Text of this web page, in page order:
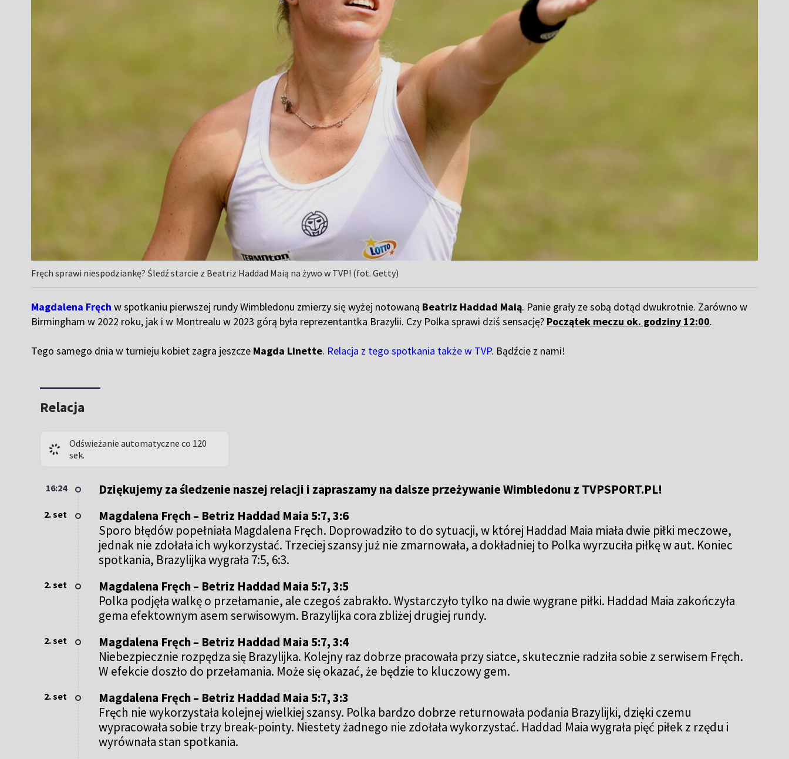
Fręch sprawi niespodziankę? Śledź starcie z Beatriz Haddad Maią na żywo w TVP! (fot. Getty)
Magdalena Fręch w spotkaniu pierwszej rundy Wimbledonu zmierzy się wyżej notowaną Beatriz Haddad Maią. Panie grały ze sobą dotąd dwukrotnie. Zarówno w
Birmingham w 2022 roku, jak i w Montrealu w 2023 górą była reprezentantka Brazylii. Czy Polka sprawi dziś sensację? Początek meczu ok. godziny 12:00.
Tego samego dnia w turnieju kobiet zagra jeszcze Magda Linette. Relacja z tego spotkania także w TVP. Bądźcie z nami!
Relacja
Odświeżanie automatyczne co 120
sek.
16:24 Dziękujemy za śledzenie naszej relacji i zapraszamy na dalsze przeżywanie Wimbledonu z TVPSPORT.PL!
2. set
Magdalena Fręch – Betriz Haddad Maia 5:7, 3:6
Sporo błędów popełniała Magdalena Fręch. Doprowadziło to do sytuacji, w której Haddad Maia miała dwie piłki meczowe,
jednak nie zdołała ich wykorzystać. Trzeciej szansy już nie zmarnowała, a dokładniej to Polka wyrzuciła piłkę w aut. Koniec
spotkania, Brazylijka wygrała 7:5, 6:3.
2. set
Magdalena Fręch – Betriz Haddad Maia 5:7, 3:5
Polka podjęła walkę o przełamanie, ale czegoś zabrakło. Wystarczyło tylko na dwie wygrane piłki. Haddad Maia zakończyła
gema efektownym asem serwisowym. Brazylijka cora zbliżej drugiej rundy.
2. set
Magdalena Fręch – Betriz Haddad Maia 5:7, 3:4
Niebezpiecznie rozpędza się Brazylijka. Kolejny raz dobrze pracowała przy siatce, skutecznie radziła sobie z serwisem Fręch.
W efekcie doszło do przełamania. Może się okazać, że będzie to kluczowy gem.
2. set
Magdalena Fręch – Betriz Haddad Maia 5:7, 3:3
Fręch nie wykorzystała kolejnej wielkiej szansy. Polka bardzo dobrze returnowała podania Brazylijki, dzięki czemu
wypracowała sobie trzy break-pointy. Niestety żadnego nie zdołała wykorzystać. Haddad Maia wygrała pięć piłek z rzędu i
wyrównała stan spotkania.